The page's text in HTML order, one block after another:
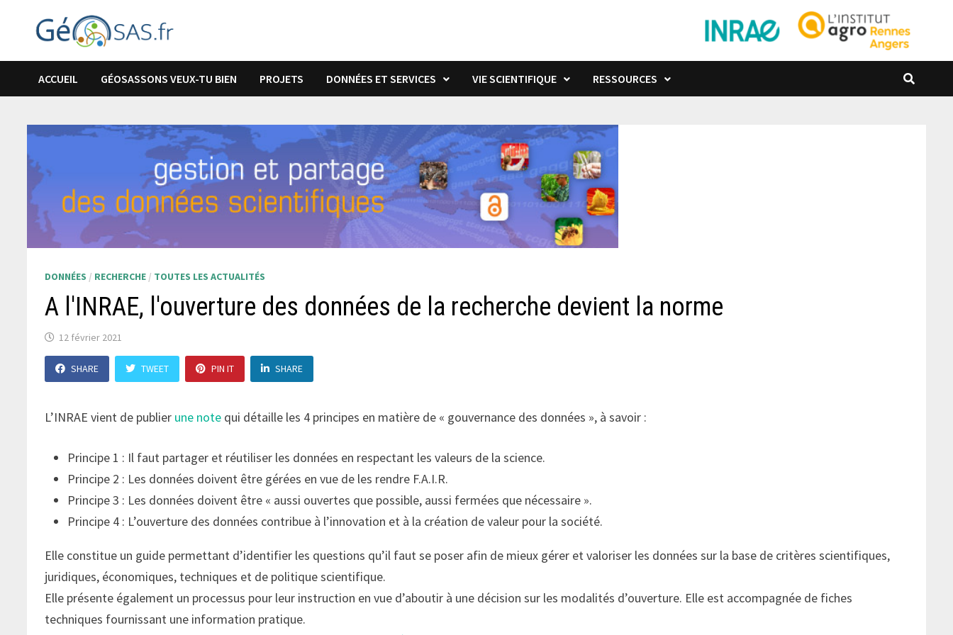
ACCUEIL GÉOSASSONS VEUX-TU BIEN PROJETS DONNÉES ET SERVICES VIE SCIENTIFIQUE RESSOURCES
DONNÉES / RECHERCHE / TOUTES LES ACTUALITÉS
A l'INRAE, l'ouverture des données de la recherche devient la norme
12 février 2021
SHARE TWEET PIN IT SHARE
L’INRAE vient de publier une note qui détaille les 4 principes en matière de « gouvernance des données », à savoir :
Principe 1 : Il faut partager et réutiliser les données en respectant les valeurs de la science.
Principe 2 : Les données doivent être gérées en vue de les rendre F.A.I.R.
Principe 3 : Les données doivent être « aussi ouvertes que possible, aussi fermées que nécessaire ».
Principe 4 : L’ouverture des données contribue à l’innovation et à la création de valeur pour la société.
Elle constitue un guide permettant d’identifier les questions qu’il faut se poser afin de mieux gérer et valoriser les données sur la base de critères scientifiques,
juridiques, économiques, techniques et de politique scientifique.
Elle présente également un processus pour leur instruction en vue d’aboutir à une décision sur les modalités d’ouverture. Elle est accompagnée de fiches
techniques fournissant une information pratique.